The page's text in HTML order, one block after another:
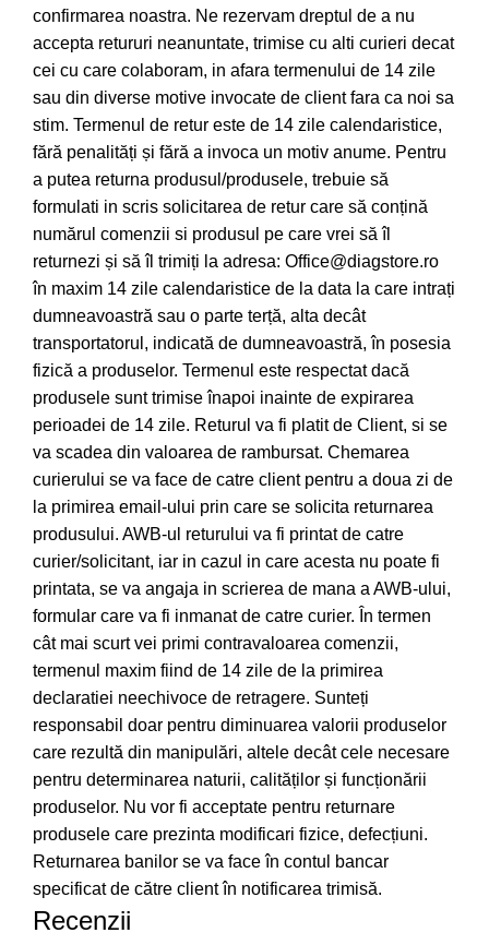
confirmarea noastra. Ne rezervam dreptul de a nu
accepta retururi neanuntate, trimise cu alti curieri decat
cei cu care colaboram, in afara termenului de 14 zile
sau din diverse motive invocate de client fara ca noi sa
stim. Termenul de retur este de 14 zile calendaristice,
fără penalități și fără a invoca un motiv anume. Pentru
a putea returna produsul/produsele, trebuie să
formulati in scris solicitarea de retur care să conțină
numărul comenzii si produsul pe care vrei să îl
returnezi și să îl trimiți la adresa: Office@diagstore.ro
în maxim 14 zile calendaristice de la data la care intrați
dumneavoastră sau o parte terță, alta decât
transportatorul, indicată de dumneavoastră, în posesia
fizică a produselor. Termenul este respectat dacă
produsele sunt trimise înapoi inainte de expirarea
perioadei de 14 zile. Returul va fi platit de Client, si se
va scadea din valoarea de rambursat. Chemarea
curierului se va face de catre client pentru a doua zi de
la primirea email-ului prin care se solicita returnarea
produsului. AWB-ul returului va fi printat de catre
curier/solicitant, iar in cazul in care acesta nu poate fi
printata, se va angaja in scrierea de mana a AWB-ului,
formular care va fi inmanat de catre curier. În termen
cât mai scurt vei primi contravaloarea comenzii,
termenul maxim fiind de 14 zile de la primirea
declaratiei neechivoce de retragere. Sunteți
responsabil doar pentru diminuarea valorii produselor
care rezultă din manipulări, altele decât cele necesare
pentru determinarea naturii, calităților și funcționării
produselor. Nu vor fi acceptate pentru returnare
produsele care prezinta modificari fizice, defecțiuni.
Returnarea banilor se va face în contul bancar
specificat de către client în notificarea trimisă.
Recenzii